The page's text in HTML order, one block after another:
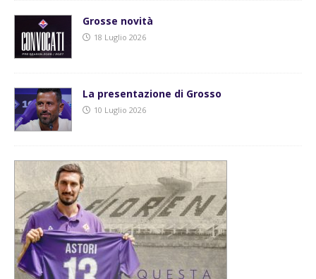
Grosse novità
18 Luglio 2026
La presentazione di Grosso
10 Luglio 2026